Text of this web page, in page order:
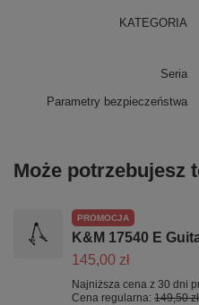
KATEGORIA
Seria
Parametry bezpieczeństwa
Może potrzebujesz
PROMOCJA
K&M 17540 E
145,00 zł
Najniższa cena z 30 dni
Cena regularna: 149,50 zł